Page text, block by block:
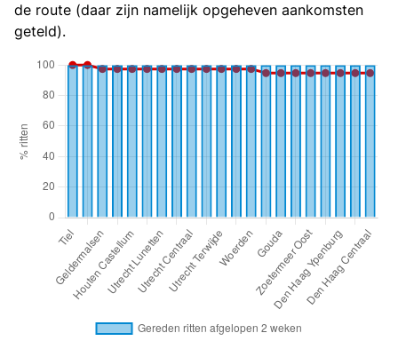
de route (daar zijn namelijk opgeheven aankomsten
geteld).